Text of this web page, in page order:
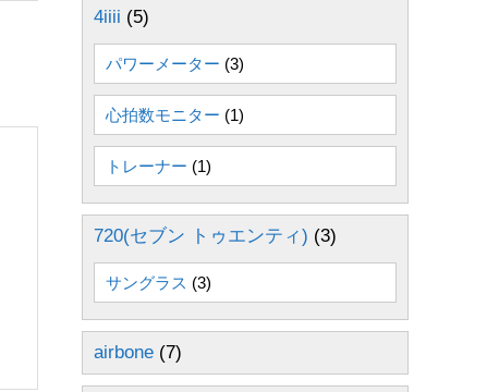
4iiii (5)
パワーメーター (3)
心拍数モニター (1)
トレーナー (1)
720(セブン トゥエンティ) (3)
サングラス (3)
airbone (7)